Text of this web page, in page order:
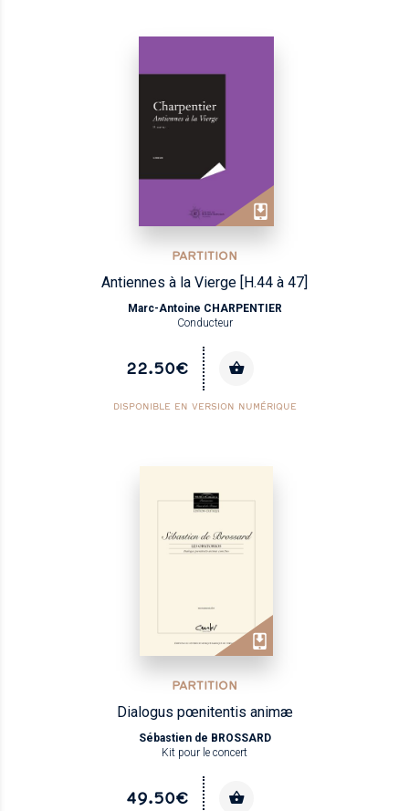
PARTITION
Antiennes à la Vierge [H.44 à 47]
Marc-Antoine CHARPENTIER
Conducteur
22.50€
DISPONIBLE EN VERSION NUMÉRIQUE
PARTITION
Dialogus pœnitentis animæ
Sébastien de BROSSARD
Kit pour le concert
49.50€